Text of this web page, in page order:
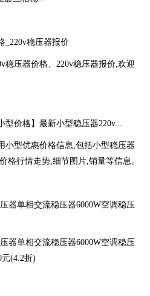
_220v稳压器报价
稳压器价格、220v稳压器报价,欢迎
型价格】最新小型稳压器220v...
小型优惠价格信息,包括小型稳压器
格行情走势,细节图片,销量等信息。
器单相交流稳压器6000W空调稳压
器单相交流稳压器6000W空调稳压
(4.2折)